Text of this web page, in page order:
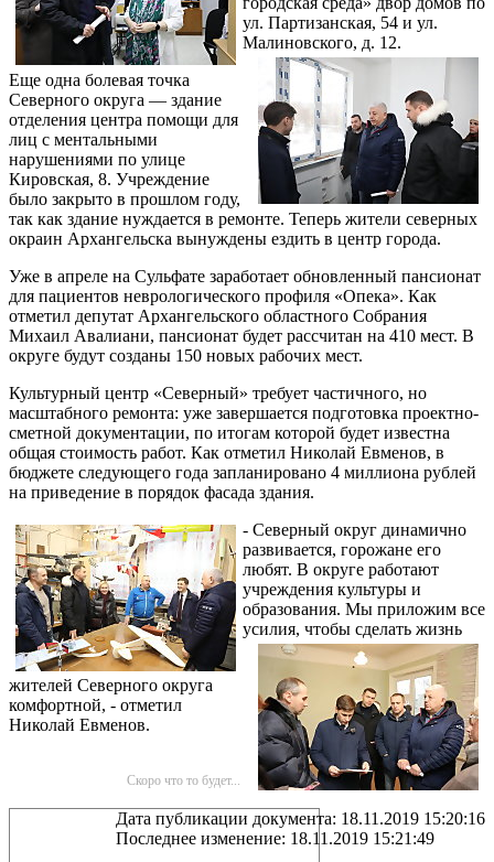
ул. Партизанская, 54 и ул.
Малиновского, д. 12.
Еще одна болевая точка
Северного округа — здание
отделения центра помощи для
лиц с ментальными
нарушениями по улице
Кировская, 8. Учреждение
было закрыто в прошлом году,
так как здание нуждается в ремонте. Теперь жители северных
окраин Архангельска вынуждены ездить в центр города.
Уже в апреле на Сульфате заработает обновленный пансионат
для пациентов неврологического профиля «Опека». Как
отметил депутат Архангельского областного Собрания
Михаил Авалиани, пансионат будет рассчитан на 410 мест. В
округе будут созданы 150 новых рабочих мест.
Культурный центр «Северный» требует частичного, но
масштабного ремонта: уже завершается подготовка проектно-
сметной документации, по итогам которой будет известна
общая стоимость работ. Как отметил Николай Евменов, в
бюджете следующего года запланировано 4 миллиона рублей
на приведение в порядок фасада здания.
- Северный округ динамично
развивается, горожане его
любят. В округе работают
учреждения культуры и
образования. Мы приложим все
усилия, чтобы сделать жизнь
жителей Северного округа
комфортной, - отметил
Николай Евменов.
Скоро что то будет...
Дата публикации документа: 18.11.2019 15:20:16
Последнее изменение: 18.11.2019 15:21:49